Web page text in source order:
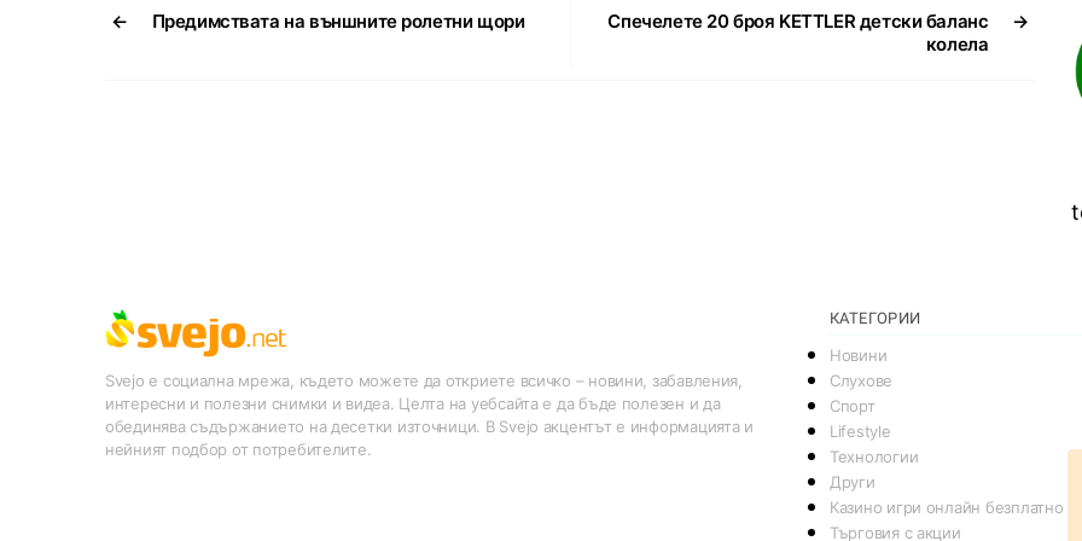
← Предимствата на външните ролетни щори →
Спечелете 20 броя KETTLER детски баланс
колела
Svejo е социална мрежа, където можете да откриете всичко – новини, забавления,
интересни и полезни снимки и видеа. Целта на уебсайта е да бъде полезен и да
обединява съдържанието на десетки източници. В Svejo акцентът е информацията и
нейният подбор от потребителите.
КАТЕГОРИИ
Новини
Слухове
Спорт
Lifestyle
Технологии
Други
Казино игри онлайн безплатно
Търговия с акции